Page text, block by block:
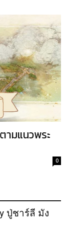
ามแนวพระ
0
ปู่ชาร์ลี มัง